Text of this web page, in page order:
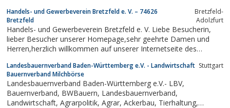
Handels- und Gewerbeverein Bretzfeld e. V. – 74626
Bretzfeld
Bretzfeld-
Adolzfurt
Handels- und Gewerbeverein Bretzfeld e. V. Liebe Besucherin,
lieber Besucher unserer Homepage,sehr geehrte Damen und
Herren,herzlich willkommen auf unserer Internetseite des
herzliche Gastfreundschaft und noch vieles mehr können Sie in
der Großgemeinde...
Landesbauernverband Baden-Württemberg e.V. - Landwirtschaft
Bauernverband Milchbörse
Stuttgart
Landesbauernverband Baden-Württemberg e.V.- LBV,
Bauernverband, BWBauern, Landesbauernverband,
Landwirtschaft, Agrarpolitik, Agrar, Ackerbau, Tierhaltung,